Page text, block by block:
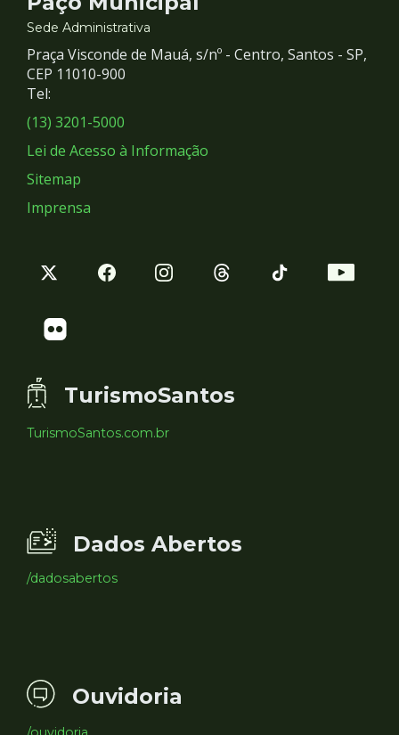
e
Redes
Sociais
Sede Administrativa
Praça Visconde de Mauá, s/nº - Centro, Santos - SP,
CEP 11010-900
Tel:
(13) 3201-5000
Lei de Acesso à Informação
Sitemap
Imprensa
TurismoSantos
TurismoSantos.com.br
Dados Abertos
/dadosabertos
Ouvidoria